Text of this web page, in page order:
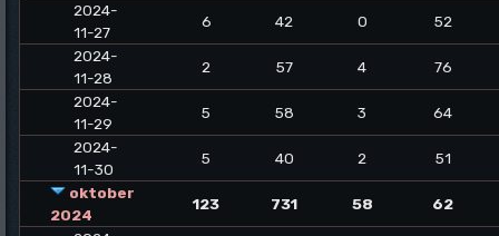
2024-
11-27
6 42 0
52
2024-
11-28
2 57 4
76
2024-
11-29
5 58 3
64
2024-
11-30
5 40 2
51
oktober
2024
123 731 58
62